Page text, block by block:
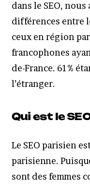
dans le SEO,
différences entre
ceux en région
francophones
de-France. 61%
l’étranger.
Qui est le
Le SEO parisien
parisienne.
sont des femmes